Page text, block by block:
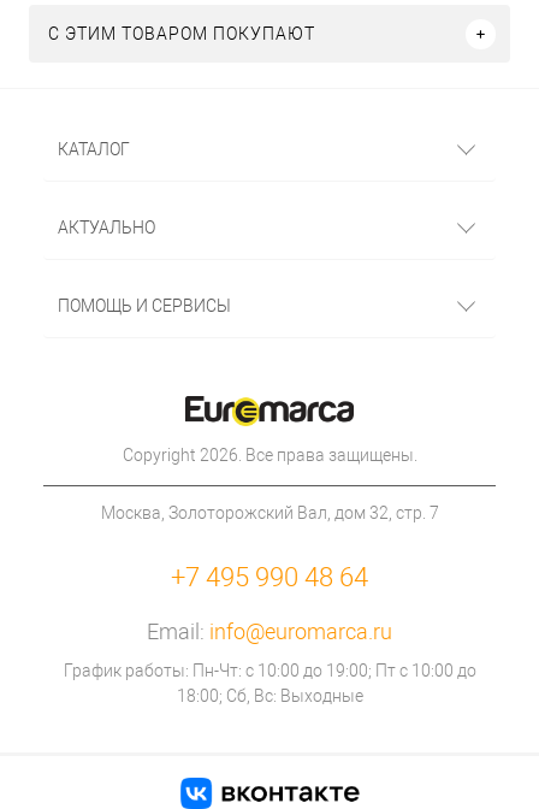
С ЭТИМ ТОВАРОМ ПОКУПАЮТ
КАТАЛОГ
АКТУАЛЬНО
ПОМОЩЬ И СЕРВИСЫ
Copyright 2026. Все права защищены.
Москва, Золоторожский Вал, дом 32, стр. 7
+7 495 990 48 64
Email: info@euromarca.ru
График работы: Пн-Чт: с 10:00 до 19:00; Пт с 10:00 до
18:00; Сб, Вс: Выходные